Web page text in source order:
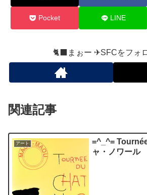
Pocket LINE
🐈‍⬛まぉー ✈︎SFCをフォ
関連記事
アート
=^_^=
ャ・ノワール